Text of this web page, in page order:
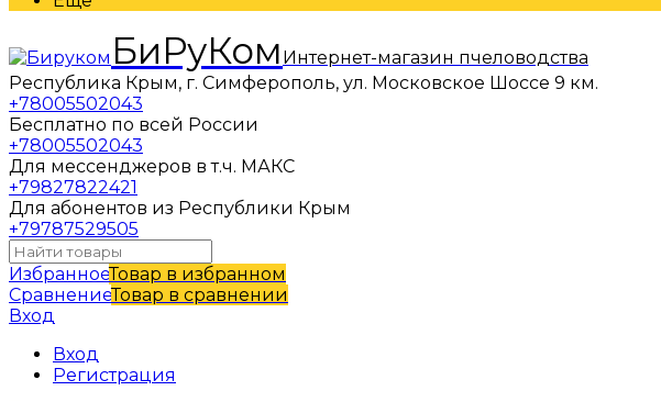
БиРуКом Интернет-магазин пчеловодства
Республика Крым, г. Симферополь, ул. Московское Шоссе 9 км.
+78005502043
Бесплатно по всей России
+78005502043
Для мессенджеров в т.ч. МАКС
+79827822421
Для абонентов из Республики Крым
+79787529505
ИзбранноеТовар в избранном
СравнениеТовар в сравнении
Вход
Вход
Регистрация